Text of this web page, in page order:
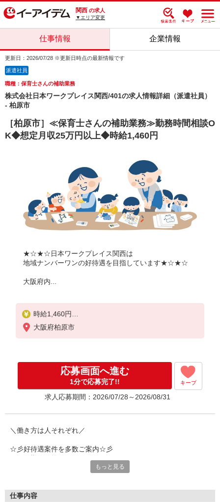
関西 の求人
▼エリア変更
仕事情報 企業情報
更新日：2026/07/28 ※更新日時点の最新情報です
派遣社員
職種：保育士さんの補助業務
株式会社日本ワークプレイス関西/401の求人情報詳細（派遣社員）
- 柏原市
［柏原市］≪保育士さんの補助業務≫勤務時間相談O
K◆想定月収25万円以上◆時給1,460円
★☆★☆日本ワークプレイス関西は
地域ナンバーワンの好待遇を目指しています★☆★☆
大阪府内...
時給1,460円
月収例：
別途 交通費全額支給
大阪府柏原市
応募画面へ進む
1分で応募完了!! キープ
求人応募期間：2026/07/28～2026/08/31
＼働き方は人それぞれ／
☆彡好待遇案件を多数ご案内☆彡
★アクティブワーク
もっと見る
仕事内容